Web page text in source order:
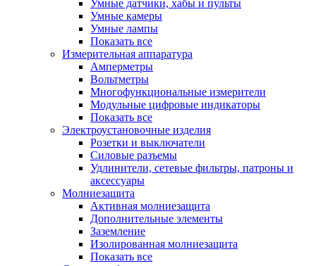
Умные датчики, хабы и пульты
Умные камеры
Умные лампы
Показать все
Измерительная аппаратура
Амперметры
Вольтметры
Многофункциональные измерители
Модульные цифровые индикаторы
Показать все
Электроустановочные изделия
Розетки и выключатели
Силовые разъемы
Удлинители, сетевые фильтры, патроны и
аксессуары
Молниезащита
Активная молниезащита
Дополнительные элементы
Заземление
Изолированная молниезащита
Показать все